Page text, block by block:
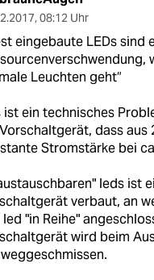
, 08:12 Uhr
eingebaute LEDs sind
Leuchten geht“
ist ein technisches
dass aus
Stromstärke bei
leds ist
verbaut, an
"in Reihe"
wird beim